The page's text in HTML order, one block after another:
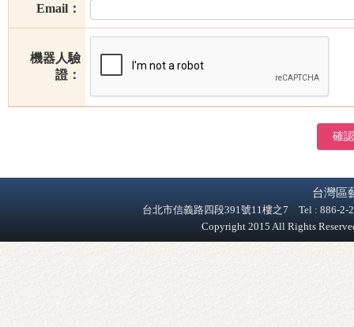
Email：
機器人驗
證：
確
台灣區
台北市信義路四段391號11樓之7 Tel : 886-
Copyright 2015 All Rights